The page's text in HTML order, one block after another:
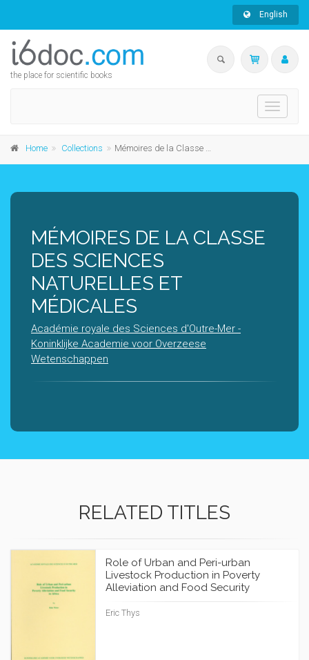
English
the place for scientific books
Toggle
Home Collections Mémoires de la Classe des Sciences Naturelles et Médicales
MÉMOIRES DE LA CLASSE
DES SCIENCES
NATURELLES ET
MÉDICALES
Académie royale des Sciences d'Outre-Mer -
Koninklijke Academie voor Overzeese
Wetenschappen
RELATED TITLES
Role of Urban and Peri-urban
Livestock Production in Poverty
Alleviation and Food Security
Eric Thys